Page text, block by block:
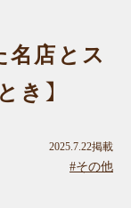
名店とス
き】
2025.7.22掲載
#その他